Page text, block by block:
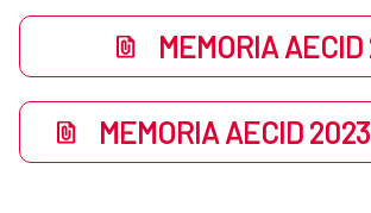
MEMORIA
MEMORIA AECID